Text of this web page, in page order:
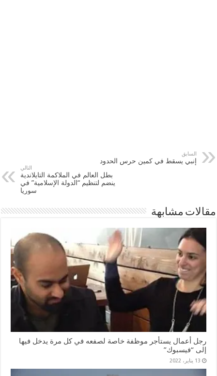
السابق
إنبي يسقط في كمين حرس الحدود
التالي
بطل العالم في الملاكمة التايلاندية
ينضم لتنظيم “الدولة الإسلامية” في
سوريا
مقالات مشابهة
رجل أعمال يستأجر موظفة خاصة لصفعه في كل مرة يدخل فيها
إلى “فيسبوك”
13 يناير، 2022